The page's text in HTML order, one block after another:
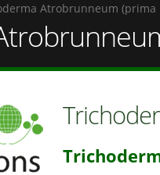
Atrobrunneum (prima